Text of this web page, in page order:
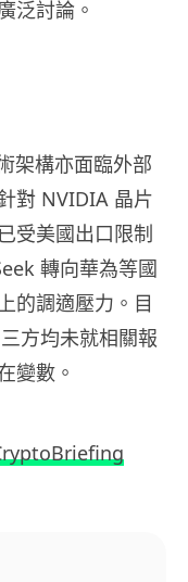
泛討論。
架構亦面臨外部
對 NVIDIA 晶片
受美國出口限制
轉向華為等國
的調適壓力。目
方均未就相關報
變數。